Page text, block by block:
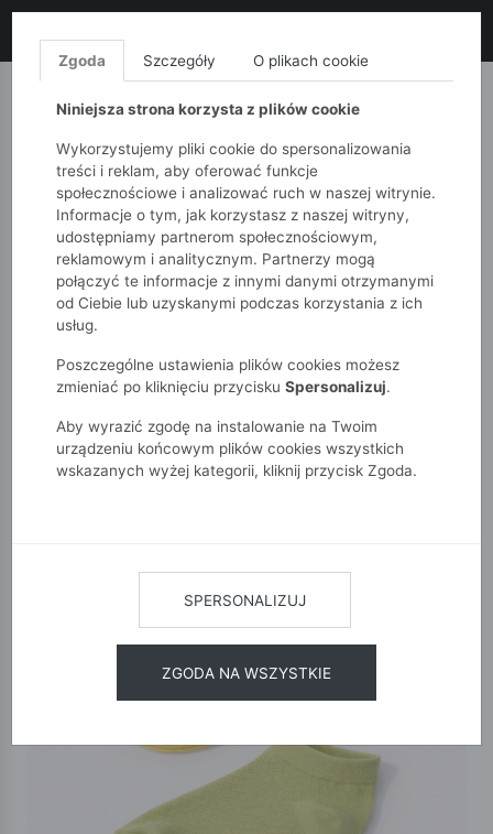
MONNARI QUIOSQUE
51015kids
Dziewczynki 7-12 lat
Skarpetki dziewczęce 3-pak krótkie
Zgoda Szczegóły O plikach cookie
Niniejsza strona korzysta z plików cookie
Wykorzystujemy pliki cookie do spersonalizowania
treści i reklam, aby oferować funkcje
społecznościowe i analizować ruch w naszej witrynie.
Informacje o tym, jak korzystasz z naszej witryny,
udostępniamy partnerom społecznościowym,
reklamowym i analitycznym. Partnerzy mogą
połączyć te informacje z innymi danymi otrzymanymi
od Ciebie lub uzyskanymi podczas korzystania z ich
usług.
Poszczególne ustawienia plików cookies możesz
zmieniać po kliknięciu przycisku Spersonalizuj.
Aby wyrazić zgodę na instalowanie na Twoim
urządzeniu końcowym plików cookies wszystkich
wskazanych wyżej kategorii, kliknij przycisk Zgoda.
SPERSONALIZUJ
ZGODA NA WSZYSTKIE